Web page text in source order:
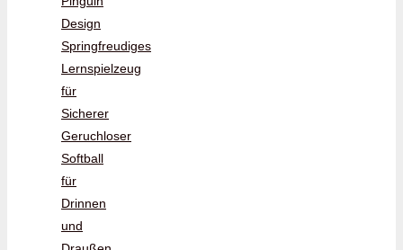
Design
Springfreudiges
Lernspielzeug
für
Sicherer
Geruchloser
Softball
für
Drinnen
und